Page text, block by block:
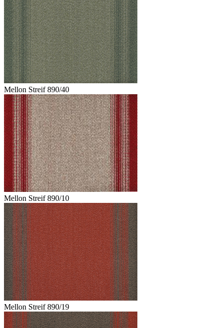
Mellon Streif 890/40
Mellon Streif 890/10
Mellon Streif 890/19